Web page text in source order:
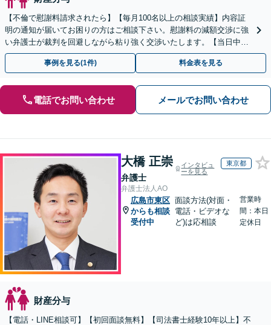
【不倫で慰謝料請求されたら】【毎月100名以上の相談実績】内容証
明の通知が届いてお困りの方はご相談下さい。慰謝料の減額交渉に強
い弁護士が裁判を回避しながら粘り強く交渉いたします。【当日中の
相談可(予約制)】【全国対応】
事例を見る(1件) 料金表を見る
電話でお問い合わせ メールでお問い合わせ
大橋 正崇
弁護士
インタビュ
ーを見る
東京都
弁護士法人AO
広島市東区
からも相談
受付中
面談方法(対面・
電話・ビデオな
ど)は応相談
営業時
間：本日
定休日
財産分与
【電話・LINE相談可】【初回面談無料】【司法書士経験10年以上】不